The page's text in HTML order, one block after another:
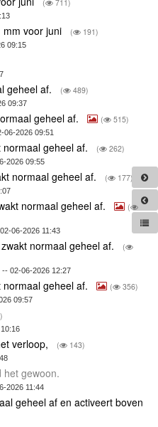
( 711)
mm voor juni ( 191)
09:15
geheel af. ( 489)
09:37
geheel af. ( 515)
06-2026 09:51
geheel af. ( 262)
2026 09:55
normaal geheel af. ( 177)
normaal geheel af.
(
06-2026 11:43
normaal geheel af.
(
-- 02-06-2026 12:27
geheel af. ( 356)
09:57
verloop, ( 143)
gewoon.
2026 11:44
geheel af en activeert boven